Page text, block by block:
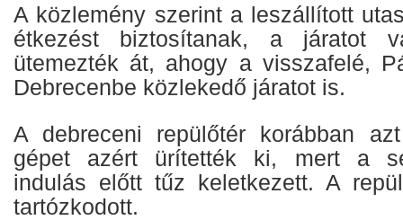
A közlemény szerint a leszállított
étkezést biztosítanak, a járatot
ütemezték át, ahogy a visszafelé,
Debrecenbe közlekedő járatot is.
A debreceni repülőtér korábban
gépet azért ürítették ki, mert a
indulás előtt tűz keletkezett. A
tartózkodott.